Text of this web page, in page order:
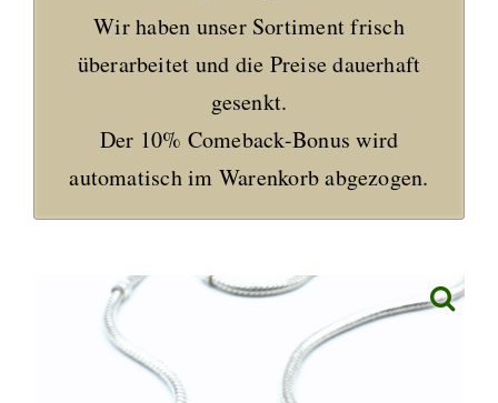
Wir haben unser Sortiment frisch
überarbeitet und die Preise dauerhaft
gesenkt.
Der 10% Comeback-Bonus wird
automatisch im Warenkorb abgezogen.